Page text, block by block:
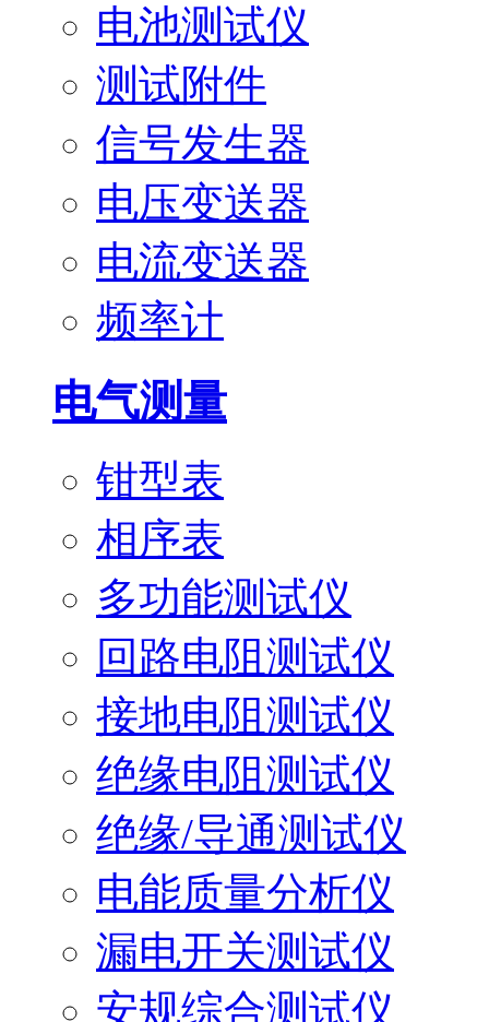
电池测试仪
测试附件
信号发生器
电压变送器
电流变送器
频率计
电气测量
钳型表
相序表
多功能测试仪
回路电阻测试仪
接地电阻测试仪
绝缘电阻测试仪
绝缘/导通测试仪
电能质量分析仪
漏电开关测试仪
安规综合测试仪